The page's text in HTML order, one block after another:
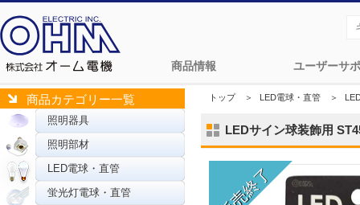
商品情報 ユーザーサ
商品カテゴリー一覧
照明器具
照明部材
LED電球・直管
蛍光灯電球・直管
トップ＞ LED電球・直管 ＞
LEDサイン球装飾用